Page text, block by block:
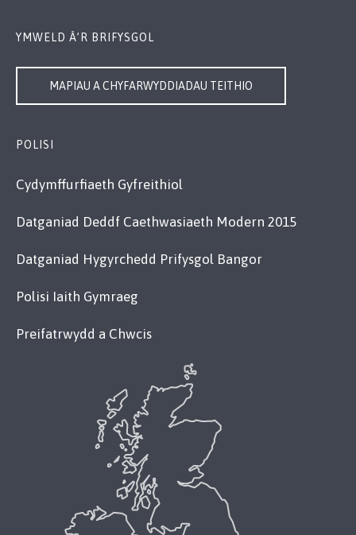
YMWELD Â’R BRIFYSGOL
MAPIAU A CHYFARWYDDIADAU TEITHIO
POLISI
Cydymffurfiaeth Gyfreithiol
Datganiad Deddf Caethwasiaeth Modern 2015
Datganiad Hygyrchedd Prifysgol Bangor
Polisi Iaith Gymraeg
Preifatrwydd a Chwcis